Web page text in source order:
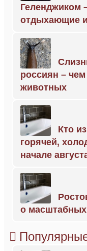
Геленджиком
отдыхающие
россиян –
животных
Кто
горячей,
начале
о